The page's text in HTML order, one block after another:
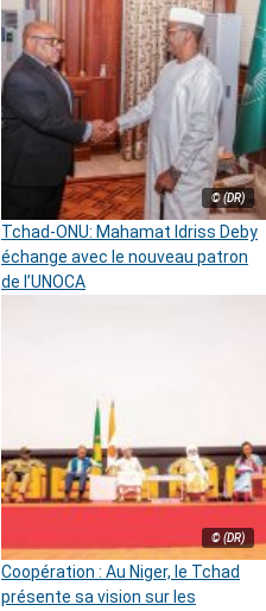
© (DR)
Tchad-ONU: Mahamat Idriss Deby
échange avec le nouveau patron
de l’UNOCA
© (DR)
Coopération : Au Niger, le Tchad
présente sa vision sur les